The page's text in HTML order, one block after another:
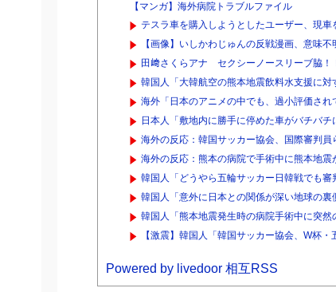
【マンガ】海外病院トラブルファイル
テスラ車を購入しようとしたユーザー、現
【画像】いしかわじゅんの反戦漫画、意味
田﨑さくらアナ セクシーノースリーブ脇！
韓国人「大韓航空の熊本地震飲料水支援に
海外「日本のアニメの中でも、過小評価さ
日本人「敷地内に勝手に停めた車がバチバ
海外の反応：韓国サッカー協会、国際審判員
海外の反応：熊本の病院で手術中に熊本地
韓国人「どうやら五輪サッカー日韓戦でも
韓国人「意外に日本との関係が深い地球の
韓国人「熊本地震発生時の病院手術中に突然
【激震】韓国人「韓国サッカー協会、W杯
Powered by livedoor 相互RSS